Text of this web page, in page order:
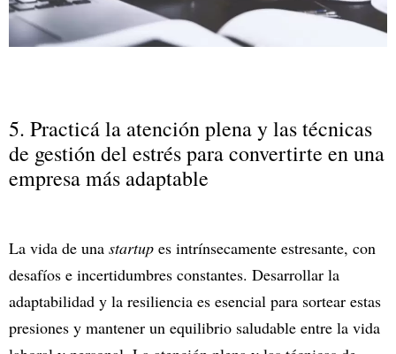
5. Practicá la atención plena y las técnicas
de gestión del estrés para convertirte en una
empresa más adaptable
La vida de una startup es intrínsecamente estresante, con
desafíos e incertidumbres constantes. Desarrollar la
adaptabilidad y la resiliencia es esencial para sortear estas
presiones y mantener un equilibrio saludable entre la vida